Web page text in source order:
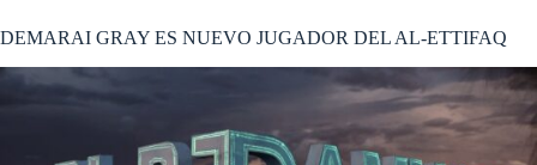
DEMARAI GRAY ES NUEVO JUGADOR DEL AL-ETTIFAQ